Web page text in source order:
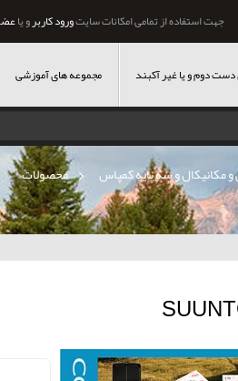
جهت استفاده از تمامی امکانات سایتورود کاربرو یا
دست دوم و یا غیر آکبند مجموعه های آموزشی
مکانیکال و سه پایه کمپاس » محصولات